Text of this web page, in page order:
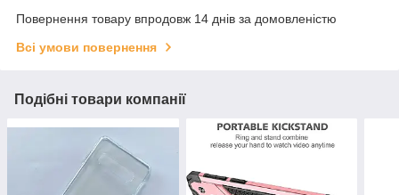
Повернення товару впродовж 14 днів за домовленістю
Всі умови повернення
Подібні товари компанії